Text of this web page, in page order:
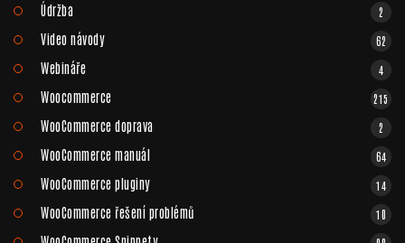
Údržba 2
Video návody 62
Webináře 4
Woocommerce 215
WooCommerce doprava 2
WooCommerce manuál 64
WooCommerce pluginy 14
WooCommerce řešení problémů 10